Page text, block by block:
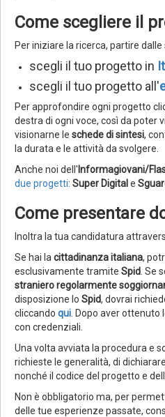
Come scegliere il
Per iniziare la ricerca, partire dalle
scegli il tuo progetto in
scegli il tuo progetto all'
Per approfondire ogni progetto
destra di ogni voce, così da poter
visionarne le schede di sintesi,
la durata e le attività da svolgere.
Anche noi dell' Informagiovani/
due progetti: Super Digital e
Come presentare
Inoltra la tua candidatura
Se hai la cittadinanza italiana,
esclusivamente tramite Spid . Se
straniero regolarmente
disposizione lo Spid, dovrai
cliccando qui . Dopo aver
con credenziali.
Una volta avviata la procedura e
richieste le generalità, di
nonché il codice del progetto e
Non è obbligatorio ma, per
delle tue esperienze passate,